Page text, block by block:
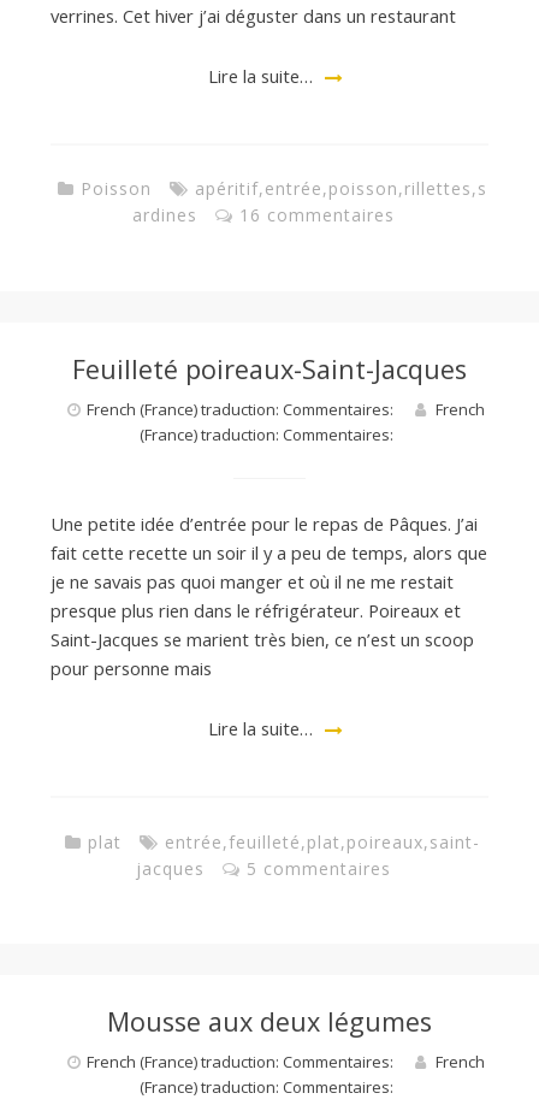
verrines. Cet hiver j’ai déguster dans un restaurant
Lire la suite…
Poisson apéritif,entrée,poisson,rillettes,s
ardines
16 commentaires
Feuilleté poireaux-Saint-Jacques
French (France) traduction: Commentaires:
French
(France) traduction: Commentaires:
Une petite idée d’entrée pour le repas de Pâques. J’ai
fait cette recette un soir il y a peu de temps, alors que
je ne savais pas quoi manger et où il ne me restait
presque plus rien dans le réfrigérateur. Poireaux et
Saint-Jacques se marient très bien, ce n’est un scoop
pour personne mais
Lire la suite…
plat entrée,feuilleté,plat,poireaux,saint-
jacques
5 commentaires
Mousse aux deux légumes
French (France) traduction: Commentaires:
French
(France) traduction: Commentaires: